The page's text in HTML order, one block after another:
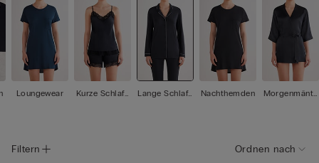
Loungewear
Kurze Schlafa
Lange Schlafa
Nachthemden
Morgenmänte
Filtern Ordnen nach